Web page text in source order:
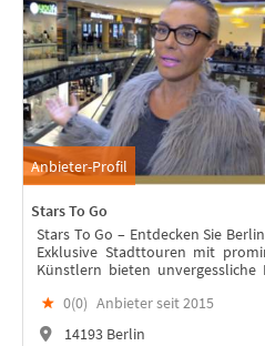
Anbieter-Profil
Stars To Go
Stars To Go – Entdecken Sie
Exklusive Stadttouren mit
Künstlern bieten unvergessliche
★ 0(0) Anbieter seit 2015
14193 Berlin